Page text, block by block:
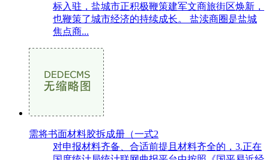
标入驻，盐城市正积极鞭策建军文商旅街区焕新，
也鞭策了城市经济的持续成长。 盐渎商圈是盐城
焦点商...
需将书面材料胶拆成册（一式2
对申报材料齐备、合适前提且材料齐全的，3.正在